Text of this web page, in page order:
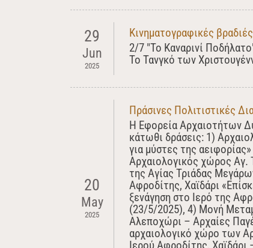
29
Jun
2025
Κινηματογραφικές
2/7 "Το Καναρινί
Το Τανγκό των
20
May
2025
Πράσινες Πολιτιστικές
Η Εφορεία Αρχαιοτήτων
κάτωθι δράσεις: 1)
για μύστες της
Αρχαιολογικός χώρος Αγ.
της Αγίας Τριάδας
Αφροδίτης, Χαϊδάρι
ξενάγηση στο Ιερό της
(23/5/2025), 4) Μονή
Αλεποχώρι – Αρχαίες
αρχαιολογικό χώρο των